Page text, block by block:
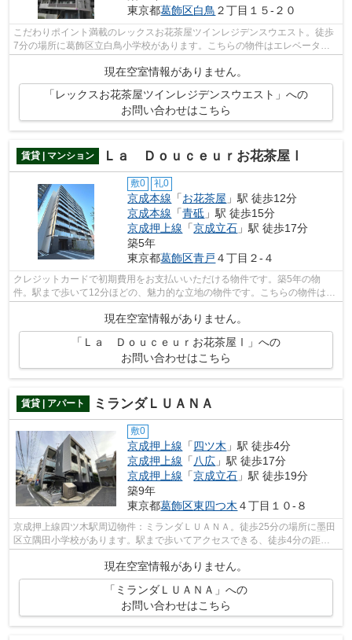
東京都葛飾区白鳥 ２丁目１５-２０
こだわりポイント満載のレックスお花茶屋ツインレジデンスウエスト。徒歩
7分の場所に葛飾区立白鳥小学校があります。こちらの物件はエレベーター
付きです。魅力的な駅近の物件で、駅ま...
現在空室情報がありません。
「レックスお花茶屋ツインレジデンスウエスト」への
お問い合わせはこちら
賃貸 | マンション Ｌａ Ｄｏｕｃｅｕｒお花茶屋Ⅰ
敷0 礼0
京成本線 「お花茶屋 」駅 徒歩12分
京成本線 「青砥 」駅 徒歩15分
京成押上線 「京成立石 」駅 徒歩17分
築5年
東京都葛飾区青戸 ４丁目２-４
クレジットカードで初期費用をお支払いいただける物件です。築5年の物
件。駅まで歩いて12分ほどの、魅力的な立地の物件です。こちらの物件はマ
現在空室情報がありません。
「Ｌａ Ｄｏｕｃｅｕｒお花茶屋Ⅰ」への
お問い合わせはこちら
賃貸 | アパート ミランダＬＵＡＮＡ
敷0
京成押上線 「四ツ木 」駅 徒歩4分
京成押上線 「 八広 」駅 徒歩17分
京成押上線 「京成立石 」駅 徒歩19分
築9年
東京都葛飾区東四つ木 ４丁目１０-８
京成押上線四ツ木駅周辺物件：ミランダＬＵＡＮＡ。徒歩25分の場所に墨田
区立隅田小学校があります。駅まで歩いてアクセスできる、徒歩4分の距離
に立地する物件です。初期費用はカード...
現在空室情報がありません。
「ミランダＬＵＡＮＡ」への
お問い合わせはこちら